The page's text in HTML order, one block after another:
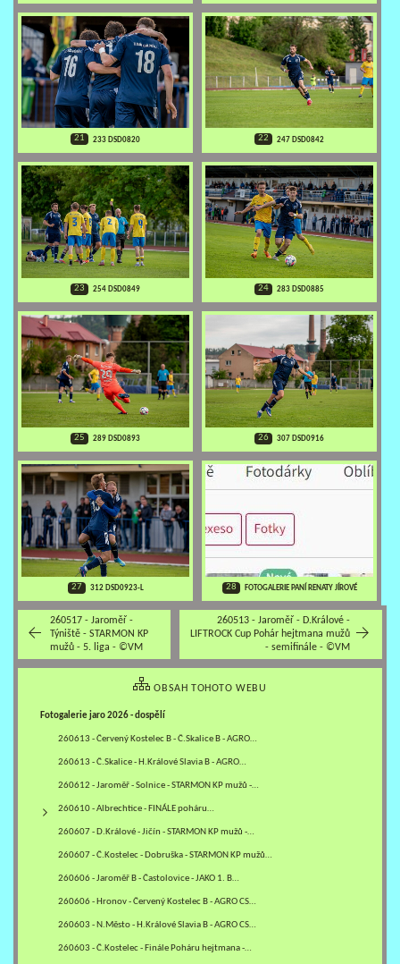
21 233 DSD0820 22 247 DSD0842
23 254 DSD0849 24 283 DSD0885
25 289 DSD0893 26 307 DSD0916
27 312 DSD0923-L 28 FOTOGALERIE PANÍ RENATY JÍROVÉ
260517 - Jaroměř -
Týniště - STARMON KP
mužů - 5. liga - ©VM
260513 - Jaroměř - D.Králové -
LIFTROCK Cup Pohár hejtmana mužů
- semifinále - ©VM
OBSAH TOHOTO WEBU
Fotogalerie jaro 2026 - dospělí
260613 - Červený Kostelec B - Č.Skalice B - AGRO…
260613 - Č.Skalice - H.Králové Slavia B - AGRO…
260612 - Jaroměř - Solnice - STARMON KP mužů -…
260610 - Albrechtice - FINÁLE poháru…
260607 - D.Králové - Jičín - STARMON KP mužů -…
260607 - Č.Kostelec - Dobruška - STARMON KP mužů…
260606 - Jaroměř B - Častolovice - JAKO 1. B…
260606 - Hronov - Červený Kostelec B - AGRO CS…
260603 - N.Město - H.Králové Slavia B - AGRO CS…
260603 - Č.Kostelec - Finále Poháru hejtmana -…